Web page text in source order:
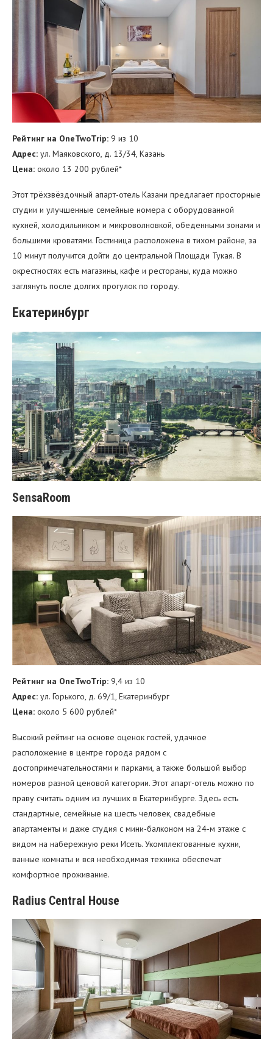
Рейтинг на OneTwoTrip: 9 из 10
Адрес: ул. Маяковского, д. 13/34, Казань
Цена: около 13 200 рублей*
Этот трёхзвёздочный апарт-отель Казани предлагает просторные
студии и улучшенные семейные номера с оборудованной
кухней, холодильником и микроволновкой, обеденными зонами и
большими кроватями. Гостиница расположена в тихом районе, за
10 минут получится дойти до центральной Площади Тукая. В
окрестностях есть магазины, кафе и рестораны, куда можно
заглянуть после долгих прогулок по городу.
Екатеринбург
SensaRoom
Рейтинг на OneTwoTrip: 9,4 из 10
Адрес: ул. Горького, д. 69/1, Екатеринбург
Цена: около 5 600 рублей*
Высокий рейтинг на основе оценок гостей, удачное
расположение в центре города рядом с
достопримечательностями и парками, а также большой выбор
номеров разной ценовой категории. Этот апарт-отель можно по
праву считать одним из лучших в Екатеринбурге. Здесь есть
стандартные, семейные на шесть человек, свадебные
апартаменты и даже студия с мини-балконом на 24-м этаже с
видом на набережную реки Исеть. Укомплектованные кухни,
ванные комнаты и вся необходимая техника обеспечат
комфортное проживание.
Radius Central House